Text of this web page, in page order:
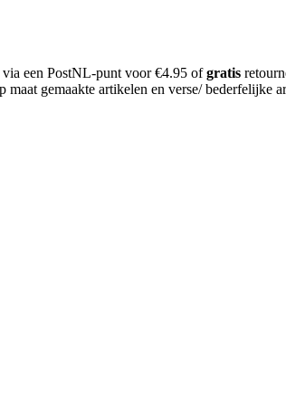
via een PostNL-punt voor €4.95 ofgratis
gemaakte artikelen en verse/ bederfelijke